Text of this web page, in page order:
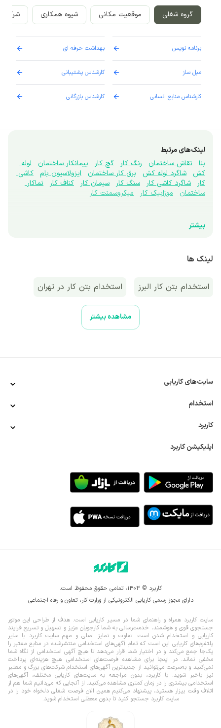
گروه شغلی موقعیت مکانی شیوه همکاری
برنامه نویس
مبل ساز
کارشناس منابع انسانی
بهداشت حرفه ای
کارشناس پشتیبانی
کارشناس بازرگانی
لینک‌های مرتبط
بنا
نقاش ساختمان رنگ کار گچ کار پیمانکار ساختمان
لوله
کش
شاگرد لوله کش برق کار ساختمان ایزولاسیون بام
کاشی
کار
شاگرد کاشی کار سنگ کار سیمان کار کناف کار
نماکار
ساختمان
موزاییک کار میکروسمنت کار
بیشتر
لینک ها
استخدام بتن کار البرز استخدام بتن کار در تهران
مشاهده بیشتر
سایت‌های کاریابی
استخدام
کاربرد
اپلیکیشن کاربرد
کاربرد © ۱۴۰۳، تمامی حقوق محفوظ است.
دارای مجوز رسمی کاریابی الکترونیکی از وزارت کار، تعاون و رفاه اجتماعی
سایت کاربرد همراه و راهنمای شما در مسیر کاریابی است. هدف از طراحی این موتور
جستجوی قوی و هوشمند، خدمت‌رسانی به شما کارجویان عزیز و تسهیل و تسریع فرایند
کاریابی و استخدام شدن است. تفاوت و تمایز اصلی و مهم سایت کاربرد با سایر
پلتفرم‌های کاریابی این است که تمام آگهی‌های استخدامی منتشرشده در منابع معتبر را
یک‌‌جا جمع می‌کند و در اختیار شما قرار می‌‌‌دهد تا هیچ آگهی استخدامی از نگاه شما
مخفی نماند.در اینجا برای مشاهده فرصت‌های استخدامی هیچ هزینه‌ای پرداخت
نمی‌کنید و به‌سرعت می‌توانید از جدیدترین آگهی‌های استخدام شرکت‌های بزرگ و معتبر
نیز باخبر شوید. با کاربرد، بدون مراجعه به سایت‌های کاریابی مختلف، آگهی‌های
استخدامی بیشتری را در زمان کمتری مشاهده می‌کنید. از آنجایی که می‌دانیم شما هم از
اتلاف وقت بیزار هستید، پیشنهاد می‌کنیم همین الان فرصت شغلی دلخواه خود را در
سایت کاربرد جستجو کنید تا بدون معطلی استخدام شوید.